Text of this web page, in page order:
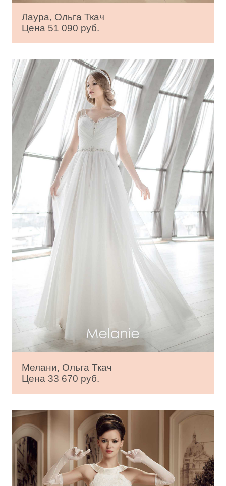
Лаура, Ольга Ткач
Цена 51 090 руб.
Мелани, Ольга Ткач
Цена 33 670 руб.